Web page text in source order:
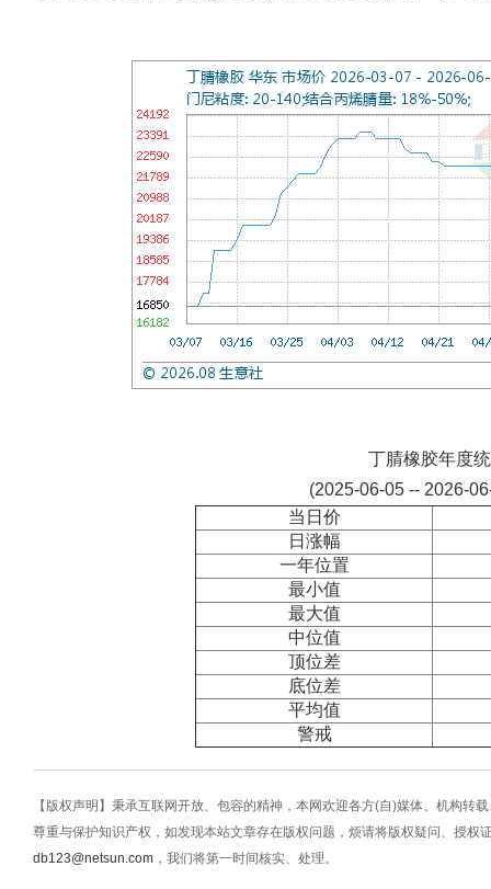
丁腈橡胶年度
(2025-06-05 -- 2026-
当日价
日涨幅
一年位置
最小值
最大值
中位值
顶位差
底位差
平均值
警戒
【版权声明】秉承互联网开放、包容的精神，本网欢迎各方(自)媒体、机构转
尊重与保护知识产权，如发现本站文章存在版权问题，烦请将版权疑问、授权
db123@netsun.com ，我们将第一时间核实、处理。